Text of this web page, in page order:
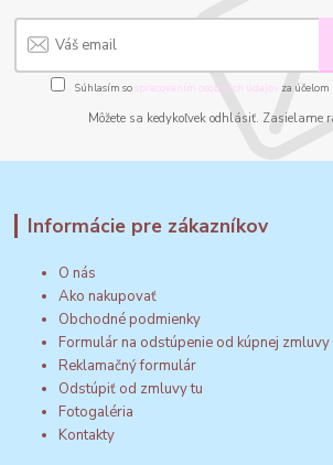
Súhlasím sospracovaním osobných údajov za
Môžete sa kedykoľvek odhlásiť. Zasielame
Informácie pre zákazníkov
O nás
Ako nakupovať
Obchodné podmienky
Formulár na odstúpenie od kúpnej zmluvy
Reklamačný formulár
Odstúpiť od zmluvy tu
Fotogaléria
Kontakty